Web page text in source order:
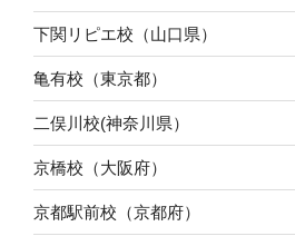
下関リピエ校（山口県）
亀有校（東京都）
二俣川校(神奈川県）
京橋校（大阪府）
京都駅前校（京都府）